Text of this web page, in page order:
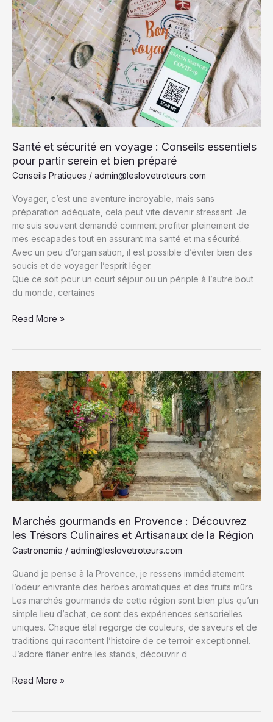
Découvrez
un
Patrimoine
Unique
et
Authentique
Santé et sécurité en voyage : Conseils essentiels
pour partir serein et bien préparé
Conseils Pratiques / admin@leslovetroteurs.com
Voyager, c’est une aventure incroyable, mais sans
préparation adéquate, cela peut vite devenir stressant. Je
me suis souvent demandé comment profiter pleinement de
mes escapades tout en assurant ma santé et ma sécurité.
Avec un peu d’organisation, il est possible d’éviter bien des
soucis et de voyager l’esprit léger.
Que ce soit pour un court séjour ou un périple à l’autre bout
du monde, certaines
Santé
voyage
:
Conseils
essentiels
pour
partir
serein
et
bien
préparé
Read More »
Marchés gourmands en Provence : Découvrez
les Trésors Culinaires et Artisanaux de la Région
Gastronomie / admin@leslovetroteurs.com
Quand je pense à la Provence, je ressens immédiatement
l’odeur enivrante des herbes aromatiques et des fruits mûrs.
Les marchés gourmands de cette région sont bien plus qu’un
simple lieu d’achat, ce sont des expériences sensorielles
uniques. Chaque étal regorge de couleurs, de saveurs et de
traditions qui racontent l’histoire de ce terroir exceptionnel.
J’adore flâner entre les stands, découvrir d
Marchés
Read More »